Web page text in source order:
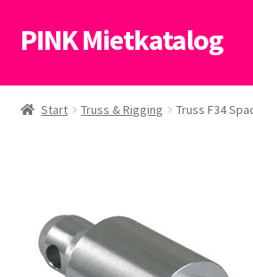
Zur
Navigation
Zum
Inhalt
PINK Mietkatalog
Start
Start Truss & Rigging Truss F34